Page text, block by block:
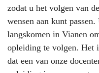
zodat u het volgen van
wensen aan kunt
langskomen in Vianen
opleiding te volgen. Het
dat een van onze